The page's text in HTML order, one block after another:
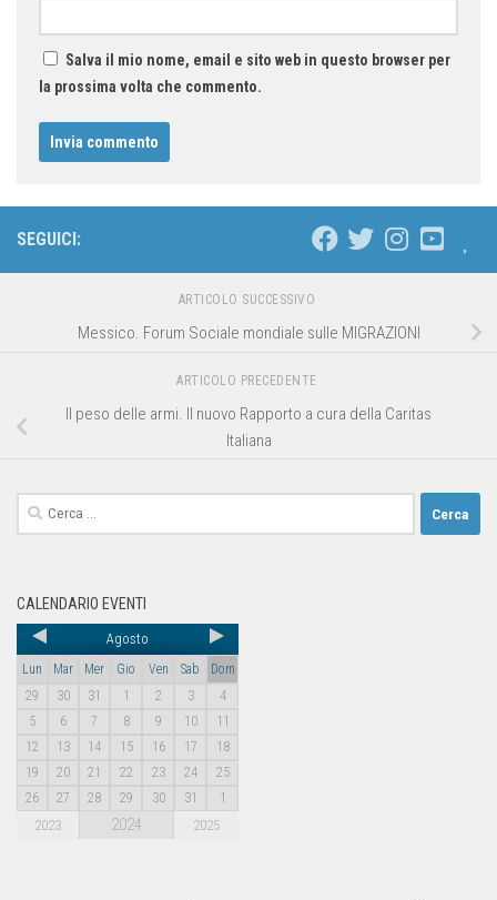
Salva il mio nome, email e sito web in questo browser per
la prossima volta che commento.
SEGUICI:
ARTICOLO SUCCESSIVO
Messico. Forum Sociale mondiale sulle MIGRAZIONI
ARTICOLO PRECEDENTE
Il peso delle armi. Il nuovo Rapporto a cura della Caritas
Italiana
CALENDARIO EVENTI
Agosto
Lun Mar Mer Gio Ven Sab
Dom
29
30 31 1 2 3
4
5
6 7 8 9 10
11
12
13 14 15 16 17
18
19
20 21 22 23 24
25
26
27 28 29 30 31 1
2023 2024 2025